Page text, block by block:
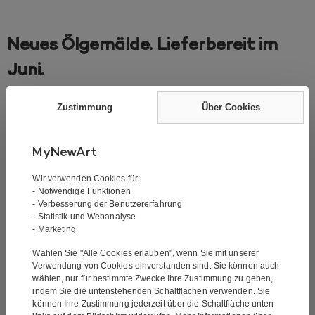
Neues Ölgemälde. Lieferbereit im
Juni.
Ölgemälde – Good Old Days
Über das Gemälde
Signatur:Mit Signatur
Der Künstler:Jean Kim
Technik:Handgemalt
Material:
Geliefert auf einem Rahmen. Fertig zum Aufhängen
an der Wand:Ja
Dicke des Rahmens:3,5 cm
Zustimmung Über Cookies
MyNewArt
Wir verwenden Cookies für:
- Notwendige Funktionen
- Verbesserung der Benutzererfahrung
- Statistik und Webanalyse
- Marketing
Wählen Sie "Alle Cookies erlauben", wenn Sie mit unserer
Verwendung von Cookies einverstanden sind. Sie können auch
wählen, nur für bestimmte Zwecke Ihre Zustimmung zu geben,
indem Sie die untenstehenden Schaltflächen verwenden. Sie
können Ihre Zustimmung jederzeit über die Schaltfläche unten